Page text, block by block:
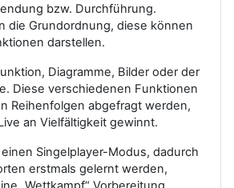
bzw. Durchführung.
die Grundordnung, diese können
darstellen.
Diagramme, Bilder oder der
Diese verschiedenen Funktionen
Reihenfolgen abgefragt werden,
an Vielfältigkeit gewinnt.
Singelplayer-Modus, dadurch
erstmals gelernt werden,